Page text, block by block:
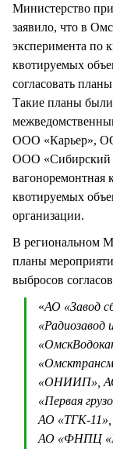
Министерство
заявило, что в
эксперимента по
квотируемых
согласовать
Такие планы
ООО «Карьер»,
ООО «Сибирский
вагоноремонтная
квотируемых
организации.
В региональном
планы
выбросов
«АО «Завод
«ОНИИП»,
«Первая
АО «ТГК-11»,
АО «ФНПЦ